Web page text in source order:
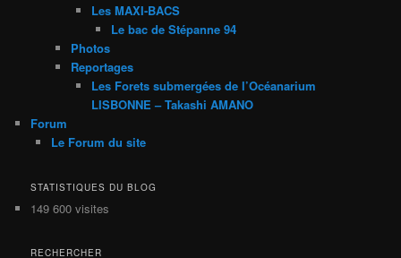
Les MAXI-BACS
Le bac de Stépanne 94
Photos
Reportages
Les Forets submergées de l’Océanarium
LISBONNE – Takashi AMANO
Forum
Le Forum du site
STATISTIQUES DU BLOG
149 600 visites
RECHERCHER